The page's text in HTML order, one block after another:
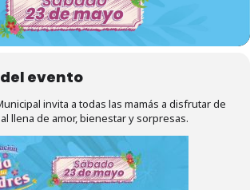
evento
invita a todas las mamás a disfrutar de
llena de amor, bienestar y sorpresas.